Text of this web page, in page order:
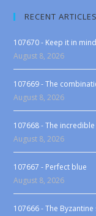
RECENT ARTICLES
107670 - Keep it in mind
August 8, 2026
107669 - The
August 8, 2026
107668 - The incredible
August 8, 2026
107667 - Perfect blue
August 8, 2026
107666 - The